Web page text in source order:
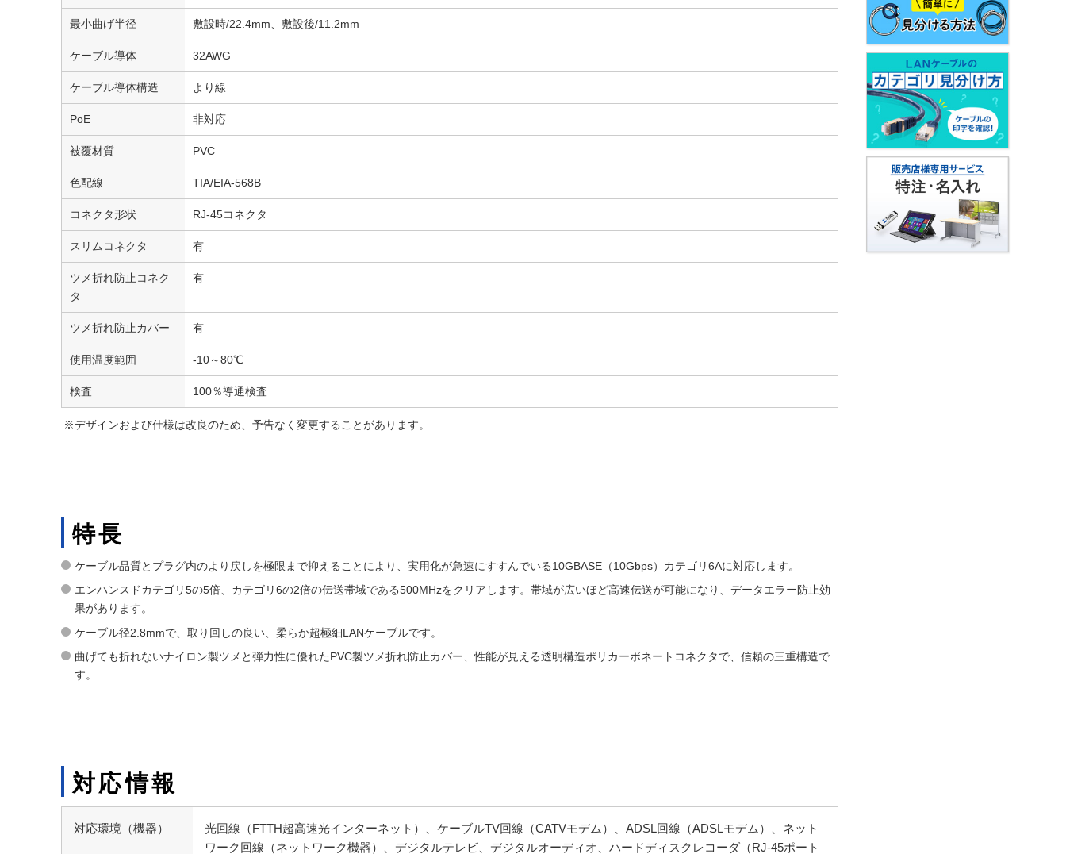
最小曲げ半径 敷設時/22.4mm、敷設後/11.2mm
ケーブル導体 32AWG
ケーブル導体構造 より線
PoE 非対応
被覆材質 PVC
色配線 TIA/EIA-568B
コネクタ形状 RJ-45コネクタ
スリムコネクタ 有
ツメ折れ防止コネク
タ
有
ツメ折れ防止カバー 有
使用温度範囲 -10～80℃
検査 100％導通検査
※デザインおよび仕様は改良のため、予告なく変更することがあります。
特長
ケーブル品質とプラグ内のより戻しを極限まで抑えることにより、実用化が急速にすすんでいる10GBASE（10Gbps）カテゴリ6Aに対応します。
エンハンスドカテゴリ5の5倍、カテゴリ6の2倍の伝送帯域である500MHzをクリアします。帯域が広いほど高速伝送が可能になり、データエラー防止効
果があります。
ケーブル径2.8mmで、取り回しの良い、柔らか超極細LANケーブルです。
曲げても折れないナイロン製ツメと弾力性に優れたPVC製ツメ折れ防止カバー、性能が見える透明構造ポリカーボネートコネクタで、信頼の三重構造で
す。
対応情報
対応環境（機器）
光回線（FTTH超高速光インターネット）、ケーブルTV回線（CATVモデム）、ADSL回線（ADSLモデム）、ネット
ワーク回線（ネットワーク機器）、デジタルテレビ、デジタルオーディオ、ハードディスクレコーダ（RJ-45ポート